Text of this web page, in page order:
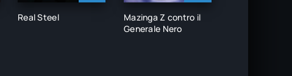
Real Steel
Mazinga Z contro il
Generale Nero